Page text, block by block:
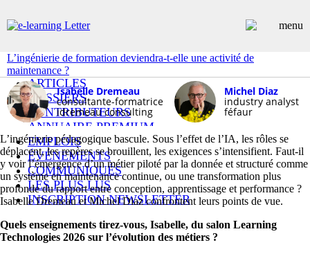
ARTICLES
DOSSIERS
CONTRIBUTEURS
ANNUAIRE PREMIUM
EMPLOIS
ÉVÉNEMENTS
COMMUNIQUÉS
LES PLUS LUS
INSCRIPTION NEWSLETTER
L’ingénierie de formation deviendra-t-elle une activité de
maintenance ?
Isabelle Dremeau
consultante-formatrice
idremeau consulting
Michel Diaz
industry analyst
féfaur
L’ingénierie pédagogique bascule. Sous l’effet de l’IA, les rôles se
déplacent, les repères se brouillent, les exigences s’intensifient. Faut-il
y voir l’émergence d’un métier piloté par la donnée et structuré comme
un système en maintenance continue, ou une transformation plus
profonde du rapport entre conception, apprentissage et performance ?
Isabelle Dremeau et Michel Diaz confrontent leurs points de vue.
Quels enseignements tirez-vous, Isabelle, du salon Learning
Technologies 2026 sur l’évolution des métiers ?